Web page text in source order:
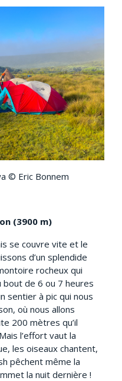
© Eric Bonnem
(3900 m)
se couvre vite et le
d’un splendide
rocheux qui
bout de 6 ou 7 heures
sentier à pic qui nous
où nous allons
200 mètres qu’il
l’effort vaut la
les oiseaux chantent,
pêchent même la
la nuit dernière !